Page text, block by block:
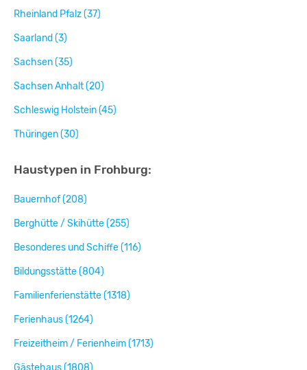
Rheinland Pfalz (37)
Saarland (3)
Sachsen (35)
Sachsen Anhalt (20)
Schleswig Holstein (45)
Thüringen (30)
Haustypen in Frohburg:
Bauernhof (208)
Berghütte / Skihütte (255)
Besonderes und Schiffe (116)
Bildungsstätte (804)
Familienferienstätte (1318)
Ferienhaus (1264)
Freizeitheim / Ferienheim (1713)
Gästehaus (1808)